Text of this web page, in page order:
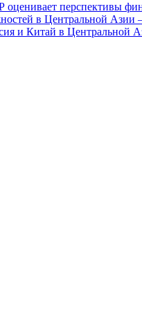
оценивает перспективы
в Центральной Азии
и Китай в Центральной